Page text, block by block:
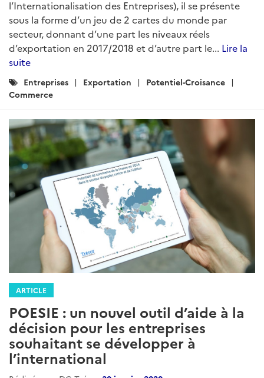
l’Internationalisation des Entreprises), il se présente
sous la forme d’un jeu de 2 cartes du monde par
secteur, donnant d’une part les niveaux réels
d’exportation en 2017/2018 et d’autre part le... Lire la
suite
Catégories
:
Entreprises Exportation
Potentiel-Croisance
Commerce
ARTICLE
POESIE : un nouvel outil d’aide à la
décision pour les entreprises
souhaitant se développer à
l’international